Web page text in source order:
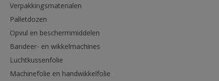
Verpakkingsmaterialen
Palletdozen
Opvul en beschermmiddelen
Bandeer- en wikkelmachines
Luchtkussenfolie
Machinefolie en handwikkelfolie